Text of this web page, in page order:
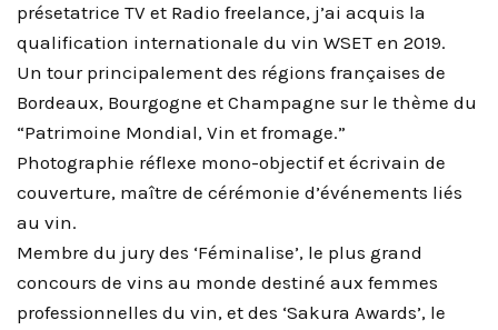
présetatrice TV et Radio freelance, j’ai acquis la
qualification internationale du vin WSET en 2019.
Un tour principalement des régions françaises de
Bordeaux, Bourgogne et Champagne sur le thème du
“Patrimoine Mondial, Vin et fromage.”
Photographie réflexe mono-objectif et écrivain de
couverture, maître de cérémonie d’événements liés
au vin.
Membre du jury des ‘Féminalise’, le plus grand
concours de vins au monde destiné aux femmes
professionnelles du vin, et des ‘Sakura Awards’, le